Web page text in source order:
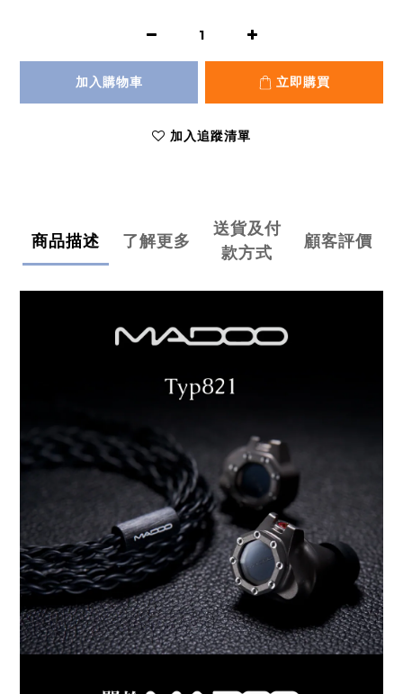
加入購物車 立即購買
加入追蹤清單
商品描述 了解更多
送貨及付
款方式
顧客評價